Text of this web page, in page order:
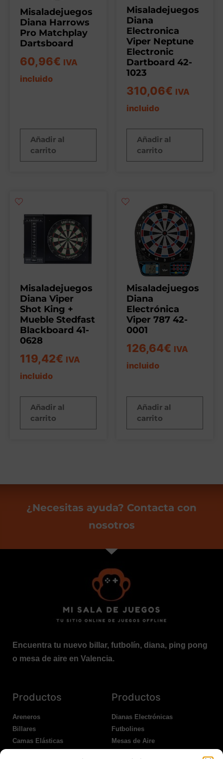
Misaladejuegos
Diana Harrows
Pro Matchplay
Dartsboard
60,96€ IVA
incluido
Añadir al
carrito
Misaladejuegos
Diana
Electronica
Viper Neptune
Electronic
Dartboard 42-
1023
310,06€ IVA
incluido
Añadir al
carrito
Misaladejuegos
Diana Viper
Shot King +
Mueble Stedfast
Blackboard 41-
0628
119,42€ IVA
incluido
Añadir al
carrito
Misaladejuegos
Diana
Electrónica
Viper 787 42-
0001
126,64€ IVA
incluido
Añadir al
carrito
¿Necesitas ayuda? Contacta con
nosotros
Encuentra tu nuevo billar, futbolín, diana, ping pong
o mesa de aire en Valencia.
Productos
Areneros
Billares
Camas Elásticas
Productos
Dianas Electrónicas
Futbolines
Mesas de Aire